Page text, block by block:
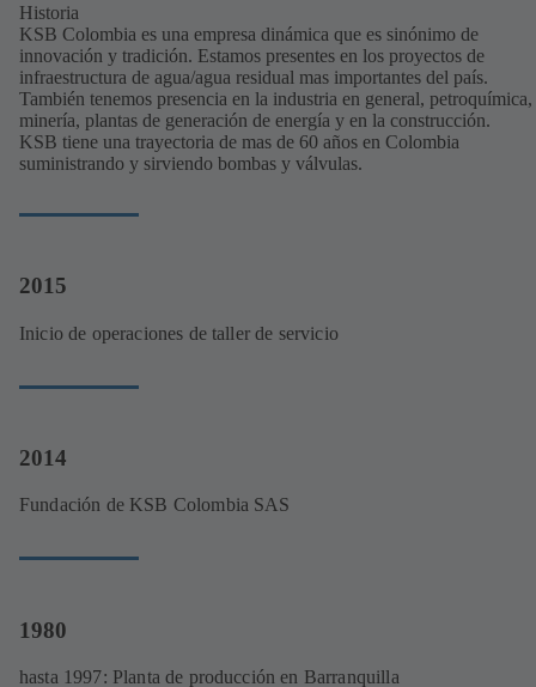
Historia
KSB Colombia es una empresa dinámica que es sinónimo de
innovación y tradición. Estamos presentes en los proyectos de
infraestructura de agua/agua residual mas importantes del país.
También tenemos presencia en la industria en general, petroquímica,
minería, plantas de generación de energía y en la construcción.
KSB tiene una trayectoria de mas de 60 años en Colombia
suministrando y sirviendo bombas y válvulas.
2015
Inicio de operaciones de taller de servicio
2014
Fundación de KSB Colombia SAS
1980
hasta 1997: Planta de producción en Barranquilla